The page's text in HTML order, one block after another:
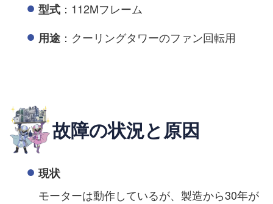
型式 ：112Mフレーム
用途 ：クーリングタワーのファン回転用
故障の状況と原因
現状
モーターは動作しているが、製造から30年が